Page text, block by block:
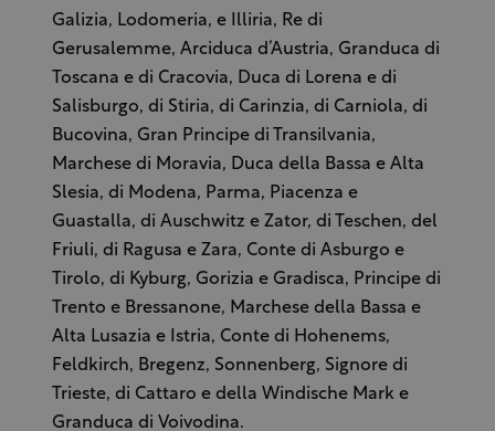
Galizia, Lodomeria, e Illiria, Re di
Gerusalemme, Arciduca d’Austria, Granduca di
Toscana e di Cracovia, Duca di Lorena e di
Salisburgo, di Stiria, di Carinzia, di Carniola, di
Bucovina, Gran Principe di Transilvania,
Marchese di Moravia, Duca della Bassa e Alta
Slesia, di Modena, Parma, Piacenza e
Guastalla, di Auschwitz e Zator, di Teschen, del
Friuli, di Ragusa e Zara, Conte di Asburgo e
Tirolo, di Kyburg, Gorizia e Gradisca, Principe di
Trento e Bressanone, Marchese della Bassa e
Alta Lusazia e Istria, Conte di Hohenems,
Feldkirch, Bregenz, Sonnenberg, Signore di
Trieste, di Cattaro e della Windische Mark e
Granduca di Voivodina.